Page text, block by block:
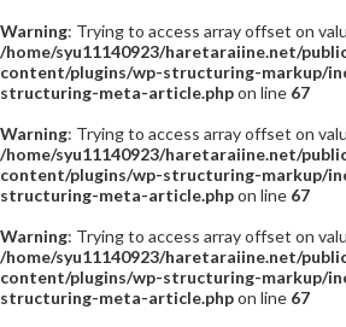
Warning: Trying to access array offset on
/home/syu11140923/haretaraiine.net/
content/plugins/wp-structuring-markup/
structuring-meta-article.phpon line 67
Warning: Trying to access array offset on
/home/syu11140923/haretaraiine.net/
content/plugins/wp-structuring-markup/
structuring-meta-article.phpon line 67
Warning: Trying to access array offset on
/home/syu11140923/haretaraiine.net/
content/plugins/wp-structuring-markup/
structuring-meta-article.phpon line 67